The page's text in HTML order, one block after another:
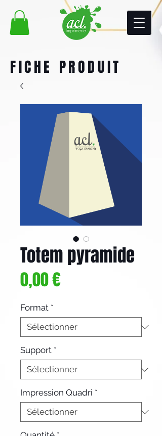
FICHE PRODUIT
Totem pyramide
0,00 €Prix
Format *
Support *
Impression Quadri *